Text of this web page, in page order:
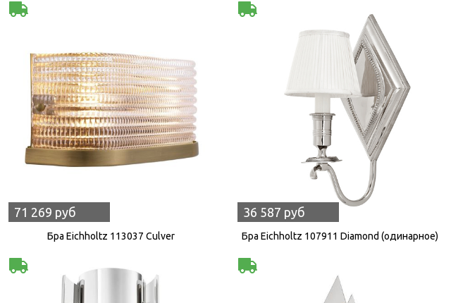
71 269 руб
Бра Eichholtz 113037 Culver
36 587 руб
Бра Eichholtz 107911 Diamond (одинарное)